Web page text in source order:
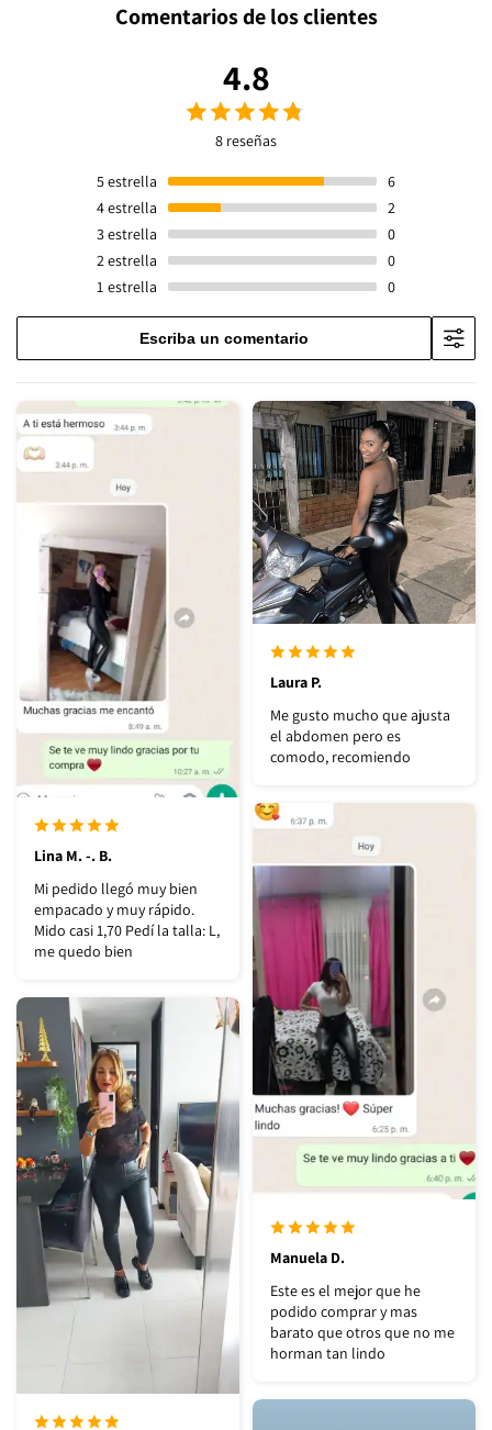
Comentarios de los clientes
4.8
8 reseñas
5estrella
6
4estrella
2
3estrella
0
2 estrella
0
1 estrella 0
Escriba un comentario
Lina M. -. B.
Mi pedido llegó muy bien
empacado y muy rápido.
Mido casi 1,70 Pedí la talla: L,
me quedo bien
Laura P.
Me gusto mucho que ajusta
el abdomen pero es
comodo, recomiendo
Manuela D.
Este es el mejor que he
podido comprar y mas
barato que otros que no me
horman tan lindo